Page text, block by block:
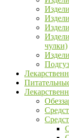
чулки)